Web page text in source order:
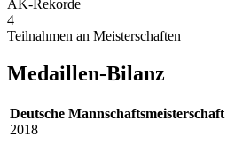
AK-Rekorde
4
Teilnahmen an Meisterschaften
Medaillen-Bilanz
Deutsche Mannschaftsmeisterschaft
2018